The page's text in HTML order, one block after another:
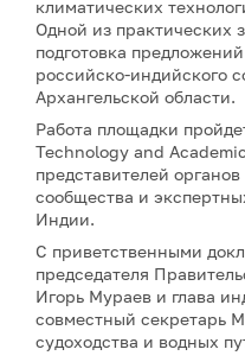
климатических
Одной из практических
подготовка
российско-индийского
Архангельской области.
Работа площадки
Technology and
представителей
сообщества и
Индии.
С приветственными
председателя
Игорь Мураев и глава
совместный секретарь
судоходства и водных